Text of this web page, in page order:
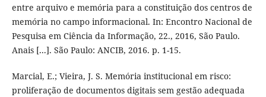
entre arquivo e memória para a constituição dos centros de
memória no campo informacional. In: Encontro Nacional de
Pesquisa em Ciência da Informação, 22., 2016, São Paulo.
Anais [...]. São Paulo: ANCIB, 2016. p. 1-15.
Marcial, E.; Vieira, J. S. Memória institucional em risco:
proliferação de documentos digitais sem gestão adequada